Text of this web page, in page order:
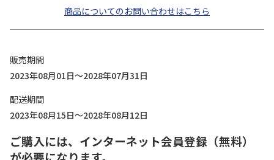
商品についてのお問い合わせはこちら
販売期間
2023年08月01日～2028年07月31日
配送期間
2023年08月15日～2028年08月12日
ご購入には、インターネット会員登録（無料）
が必要になります。